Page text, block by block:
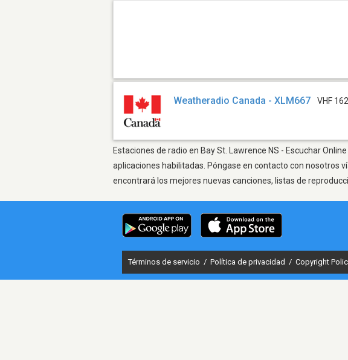
Weatheradio Canada - XLM667 VHF
Estaciones de radio en Bay St. Lawrence NS - Escuchar
aplicaciones habilitadas. Póngase en contacto con nosotros
encontrará los mejores nuevas canciones, listas de
Términos de servicio / Política de privacidad / Copyright